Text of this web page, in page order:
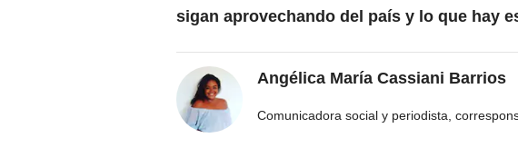
sigan aprovechando del país y lo que hay
Angélica María Cassiani Barrios
Comunicadora social y periodista,